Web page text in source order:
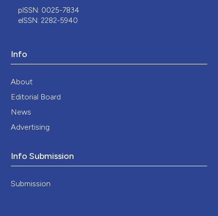
pISSN: 0025-7834
eISSN: 2282-5940
Info
About
Editorial Board
News
Advertising
Info Submission
Submission